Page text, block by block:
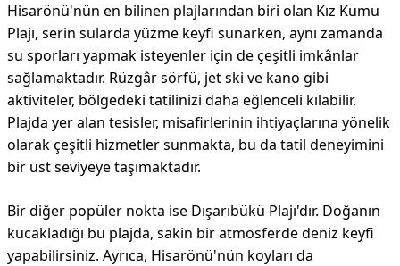
Hisarönü'nün en bilinen plajlarından biri olan Kız Kumu
Plajı, serin sularda yüzme keyfi sunarken, aynı zamanda
su sporları yapmak isteyenler için de çeşitli imkânlar
sağlamaktadır. Rüzgâr sörfü, jet ski ve kano gibi
aktiviteler, bölgedeki tatilinizi daha eğlenceli kılabilir.
Plajda yer alan tesisler, misafirlerinin ihtiyaçlarına yönelik
olarak çeşitli hizmetler sunmakta, bu da tatil deneyimini
bir üst seviyeye taşımaktadır.
Bir diğer popüler nokta ise Dışarıbükü Plajı'dır. Doğanın
kucakladığı bu plajda, sakin bir atmosferde deniz keyfi
yapabilirsiniz. Ayrıca, Hisarönü'nün koyları da